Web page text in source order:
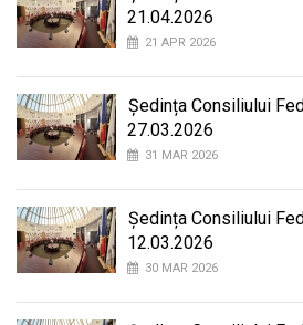
21.04.2026
21 APR 2026
Ședința Consiliului
27.03.2026
31 MAR 2026
Ședința Consiliului
12.03.2026
30 MAR 2026